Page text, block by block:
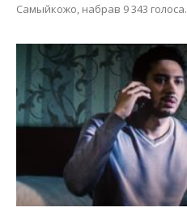
Самыйкожо, набрав 9 343 голоса.